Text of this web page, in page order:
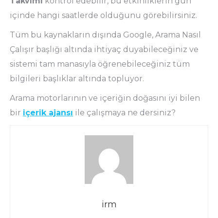
içinde hangi saatlerde olduğunu görebilirsiniz.
Tüm bu kaynakların dışında Google, Arama Nasıl
Çalışır başlığı altında ihtiyaç duyabileceğiniz ve
sistemi tam manasıyla öğrenebileceğiniz tüm
bilgileri başlıklar altında topluyor.
Arama motorlarının ve içeriğin doğasını iyi bilen
bir içerik ajansı ile çalışmaya ne dersiniz?
irm